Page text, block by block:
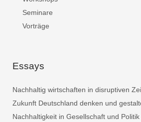
Seminare
Vorträge
Essays
Nachhaltig wirtschaften in disruptiven
Zukunft Deutschland denken und
Nachhaltigkeit in Gesellschaft und Politik